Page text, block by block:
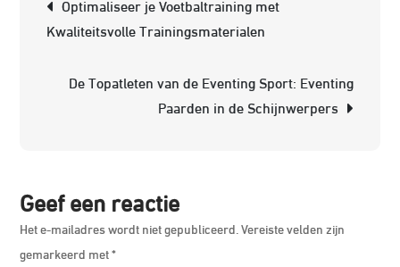
Optimaliseer je Voetbaltraining met
Kwaliteitsvolle Trainingsmaterialen
De Topatleten van de Eventing Sport: Eventing
Paarden in de Schijnwerpers
Geef een reactie
Het e-mailadres wordt niet gepubliceerd. Vereiste velden zijn
gemarkeerd met*